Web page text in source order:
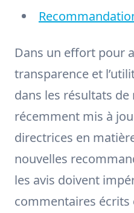
Dans un effort pour
transparence et
dans les résultats de
récemment mis à
directrices en
nouvelles
les avis doivent
commentaires écrits